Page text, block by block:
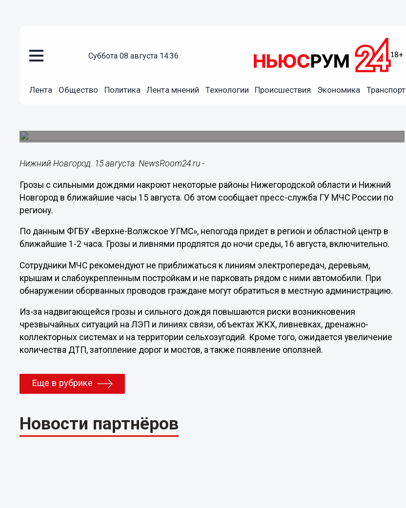
суббота 08 августа 14:36
Лента Общество Политика Лента мнений Технологии Происшествия Экономика Транспорт
Гроза разразится в Нижегородской области в ближайшие
Нижний Новгород. 15 августа. NewsRoom24.ru -
Грозы с сильными дождями накроют некоторые районы Нижегородской области и Нижний
Новгород в ближайшие часы 15 августа. Об этом сообщает пресс-служба ГУ МЧС России по
региону.
По данным ФГБУ «Верхне-Волжское УГМС», непогода придет в регион и областной центр в
ближайшие 1-2 часа. Грозы и ливнями продлятся до ночи среды, 16 августа, включительно.
Сотрудники МЧС рекомендуют не приближаться к линиям электропередач, деревьям,
крышам и слабоукрепленным постройкам и не парковать рядом с ними автомобили. При
обнаружении оборванных проводов граждане могут обратиться в местную администрацию.
Из-за надвигающейся грозы и сильного дождя повышаются риски возникновения
чрезвычайных ситуаций на ЛЭП и линиях связи, объектах ЖКХ, ливневках, дренажно-
коллекторных системах и на территории сельхозугодий. Кроме того, ожидается увеличение
количества ДТП, затопление дорог и мостов, а также появление оползней.
Еще в рубрике
Новости партнёров